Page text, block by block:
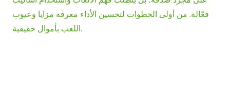
فعّالة. من أولى الخطوات لتحسين الأداء معرفة مزايا وعيوب
اللعب بأموال حقيقية.